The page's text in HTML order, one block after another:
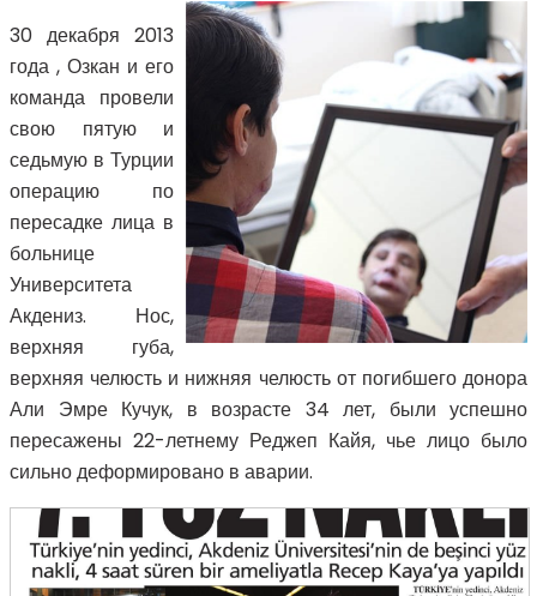
30 декабря 2013
года , Озкан и его
команда провели
свою пятую и
седьмую в Турции
операцию по
пересадке лица в
больнице
Университета
Акдениз. Нос,
верхняя губа,
верхняя челюсть и нижняя челюсть от погибшего донора
Али Эмре Кучук, в возрасте 34 лет, были успешно
пересажены 22-летнему Реджеп Кайя, чье лицо было
сильно деформировано в аварии.